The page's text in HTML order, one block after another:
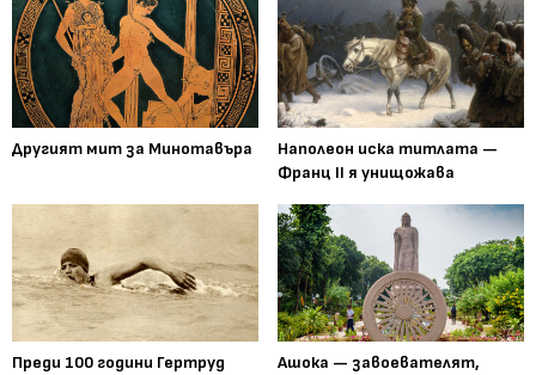
Другият мит за Минотавъра
Наполеон иска титлата —
Франц II я унищожава
Преди 100 години Гертруд
Ашока — завоевателят,